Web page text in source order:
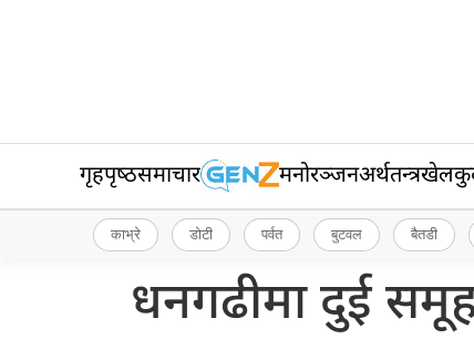
गृहपृष्‍ठसमाचार मनोरञ्जनअर्थतन्त्र
काभ्रे डोटी पर्वत बुटवल बैतडी
धनगढीमा दुई